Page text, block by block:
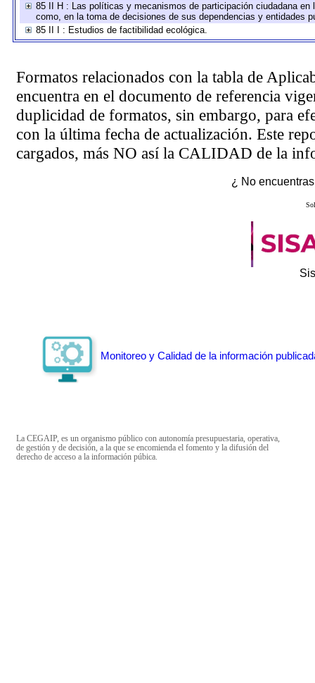
85 II H : Las políticas y mecanismos de participación ciudadana
como, en la toma de decisiones de sus dependencias y entidades
85 II I : Estudios de factibilidad ecológica.
Formatos relacionados con la tabla de
encuentra en el documento de referencia
duplicidad de formatos, sin embargo, para
con la última fecha de actualización. Este
cargados, más NO así la CALIDAD de la
¿ No
Monitoreo y Calidad de la información
La CEGAIP, es un organismo público con autonomía presupuestaria, operativa,
de gestión y de decisión, a la que se encomienda el fomento y la difusión del
derecho de acceso a la información púbica.